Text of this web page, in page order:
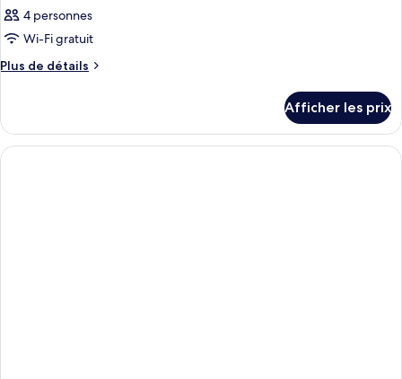
4 personnes
Wi-Fi gratuit
Plus de détails
Plus
Chambre
Afficher les prix